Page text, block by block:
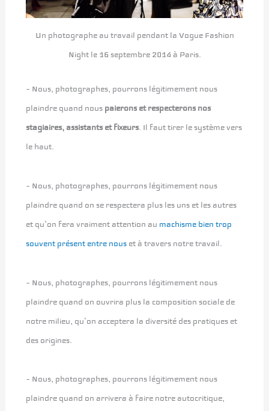
Un photographe au travail pendant la Vogue Fashion
Night le 16 septembre 2014 à Paris.
– Nous, photographes, pourrons légitimement nous
plaindre quand nous paierons et respecterons nos
stagiaires, assistants et fixeurs. Il faut tirer le système vers
le haut.
– Nous, photographes, pourrons légitimement nous
plaindre quand on se respectera plus les uns et les autres
et qu’on fera vraiment attention au machisme bien trop
souvent présent entre nous et à travers notre travail.
– Nous, photographes, pourrons légitimement nous
plaindre quand on ouvrira plus la composition sociale de
notre milieu, qu’on acceptera la diversité des pratiques et
des origines.
– Nous, photographes, pourrons légitimement nous
plaindre quand on arrivera à faire notre autocritique,